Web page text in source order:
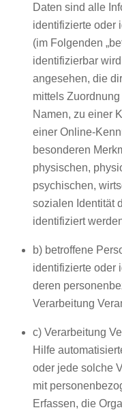
Daten sind alle
identifizierte oder
(im Folgenden
identifizierbar
angesehen, die
mittels
Namen, zu einer
einer Online-
besonderen
physischen,
psychischen,
sozialen Identität
identifiziert
b) betroffene
identifizierte oder
deren
Verarbeitung
c) Verarbeitung
Hilfe
oder jede solche
mit
Erfassen, die